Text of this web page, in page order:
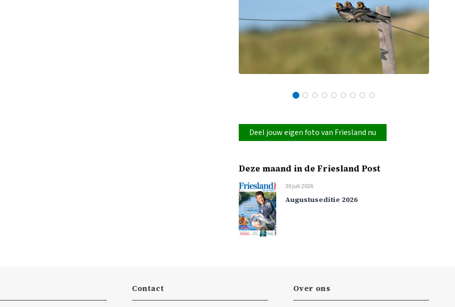
Deel jouw eigen foto van Friesland nu
Deze maand in de Friesland Post
30 juli 2026
Augustuseditie 2026
Contact Over ons